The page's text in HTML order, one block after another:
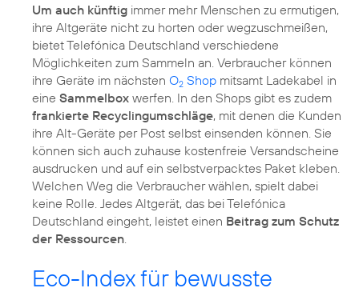
Um auch künftig immer mehr Menschen zu ermutigen,
ihre Altgeräte nicht zu horten oder wegzuschmeißen,
bietet Telefónica Deutschland verschiedene
Möglichkeiten zum Sammeln an. Verbraucher können
ihre Geräte im nächsten O2 Shop mitsamt Ladekabel in
eine Sammelbox werfen. In den Shops gibt es zudem
frankierte Recyclingumschläge, mit denen die Kunden
ihre Alt-Geräte per Post selbst einsenden können. Sie
können sich auch zuhause kostenfreie Versandscheine
ausdrucken und auf ein selbstverpacktes Paket kleben.
Welchen Weg die Verbraucher wählen, spielt dabei
keine Rolle. Jedes Altgerät, das bei Telefónica
Deutschland eingeht, leistet einen Beitrag zum Schutz
der Ressourcen
Eco-Index für bewusste